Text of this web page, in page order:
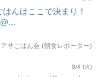
はんはここで決まり！
サごはん会 (朝食レポーター)
8/4 (火)